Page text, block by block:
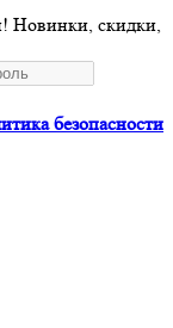
Новинки, скидки,
безопасности